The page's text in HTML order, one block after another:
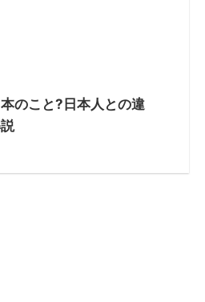
のこと?日本人との違